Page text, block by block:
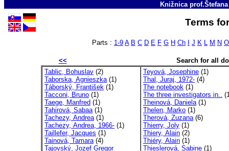
Knižnica
Terms
Parts : 1-9 A B C D E F G H Ch J K L M N O
<<
Search for all
Tablic, Bohuslav (2)
Taborska, Agnieszka(1)
Táborský, František (1)
Tacconi, Bruno (1)
Taege, Manfred (1)
Tahirová, Sabaa(1)
Tachezy, Andrea(1)
Tachezy, Andrea, 1966- (1)
Taillefer, Jacques (1)
Tainová, Tamara(4)
Tajovský, Jozef Gregor
Teyová, Josephine (1)
Thal, Juraj, 1972- (4)
The notebook (1)
The three investigators in..
Theinová, Daniela(1)
Thelen, Marko (1)
Therová, Zuzana(6)
Thierry, Joly (1)
Thiery, Alain (2)
Thiéry, Alain (1)
Thieslerová, Sabine (1)